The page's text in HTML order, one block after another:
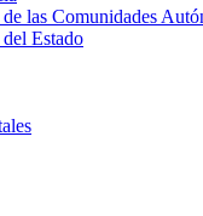
las Comunidades
Estado